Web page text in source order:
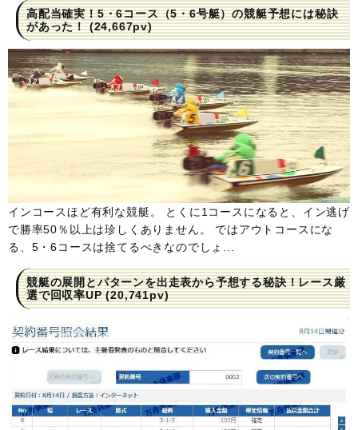
高配当確実！5・6コース（5・6号艇）の競艇予想には秘訣
があった！(24,667pv)
インコースほど有利な競艇。 とくに1コースになると、イン逃げ
で勝率50％以上は珍しくありません。 ではアウトコースにな
る、5・6コースは捨てるべきなのでしょ...
競艇の展開とパターンを出走表から予想する秘訣！レース厳
選で回収率UP(20,741pv)